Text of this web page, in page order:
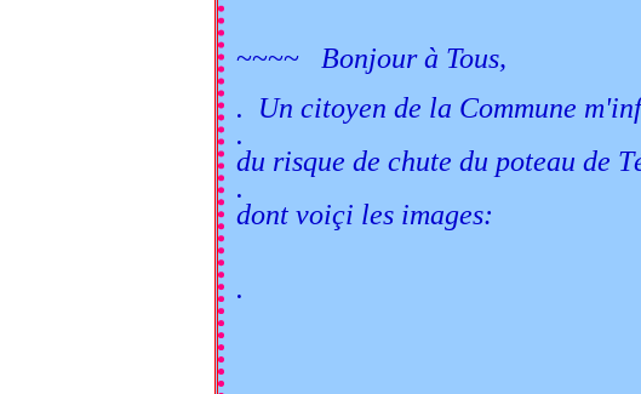
~~~~ Bonjour à Tous,
. Un citoyen de la Commune
.
du risque de chute du poteau de
.
dont voiçi les images:
.